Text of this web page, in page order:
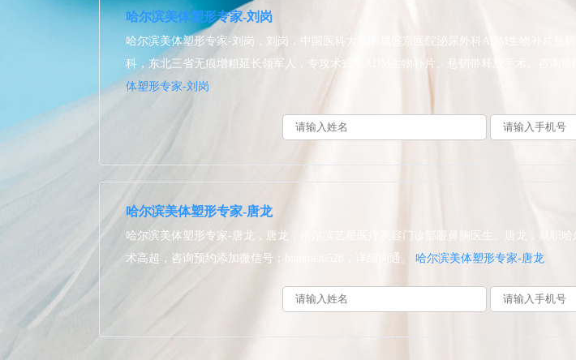
哈尔滨美体塑形专家-刘岗
哈尔滨美体塑形专家-刘岗，刘岗，中国医科大学附属盛京医院泌尿外科ADM生物补片悬
科，东北三省无痕增粗延长领军人，专攻术式：ADM生物补片、悬韧带释放手术。咨询预
体塑形专家-刘岗
哈尔滨美体塑形专家-唐龙
哈尔滨美体塑形专家-唐龙，唐龙，哈尔滨艺星医疗美容门诊部眼鼻胸医生。唐龙，就职
术高超，咨询预约添加微信号：bianmei0528，详细沟通。 哈尔滨美体塑形专家-唐龙